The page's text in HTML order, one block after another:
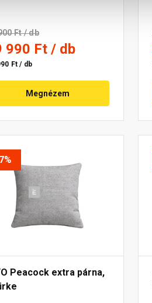
Ft/ db
990 Ft / db
Ft / db
Megnézem
Peacock extra párna,